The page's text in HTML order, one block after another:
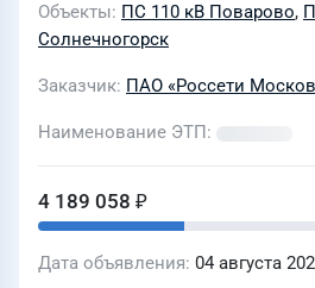
Хоругвино;
ТП-10/0,4кВ (замена ТП
трансформатора 160
трансформатор 400
Солнечногорский р-н,
для нужд филиала ПАО
Московский регион»
Объекты ПС 110 кВ Поварово,
Солнечногорск
Заказчик ПАО «Россети
Наименование ЭТП
4 189 058 ₽
Дата объявления 04 августа